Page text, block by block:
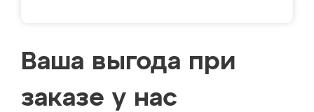
Ваша выгода при
заказе у нас